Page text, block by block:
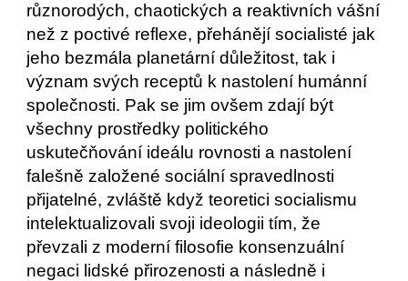
různorodých, chaotických a reaktivních vášní
než z poctivé reflexe, přehánějí socialisté jak
jeho bezmála planetární důležitost, tak i
význam svých receptů k nastolení humánní
společnosti. Pak se jim ovšem zdají být
všechny prostředky politického
uskutečňování ideálu rovnosti a nastolení
falešně založené sociální spravedlnosti
přijatelné, zvláště když teoretici socialismu
intelektualizovali svoji ideologii tím, že
převzali z moderní filosofie konsenzuální
negaci lidské přirozenosti a následně i